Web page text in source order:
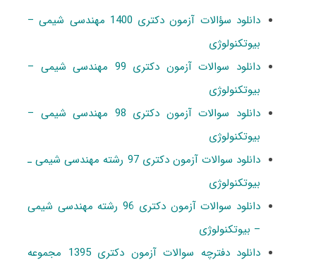
دانلود سؤالات آزمون دکتری 1400 مهندسی شیمی –
بیوتکنولوژی
دانلود سوالات آزمون دکتری 99 مهندسی شیمی –
بیوتکنولوژی
دانلود سوالات آزمون دکتری 98 مهندسی شیمی –
بیوتکنولوژی
دانلود سوالات آزمون دکتری 97 رشته مهندسی شیمی ـ
بیوتکنولوژی
دانلود سوالات آزمون دکتری 96 رشته مهندسی شیمی
– بیوتکنولوژی
دانلود دفترچه سوالات آزمون دکتری 1395 مجموعه